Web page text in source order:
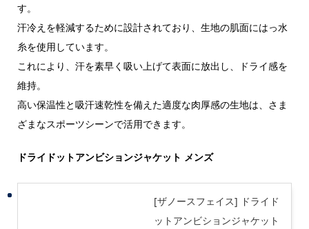
す。
汗冷えを軽減するために設計されており、生地の肌面にはっ水
糸を使用しています。
これにより、汗を素早く吸い上げて表面に放出し、ドライ感を
維持。
高い保温性と吸汗速乾性を備えた適度な肉厚感の生地は、さま
ざまなスポーツシーンで活用できます。
ドライドットアンビションジャケット メンズ
[ザノースフェイス] ドライド
ットアンビションジャケット